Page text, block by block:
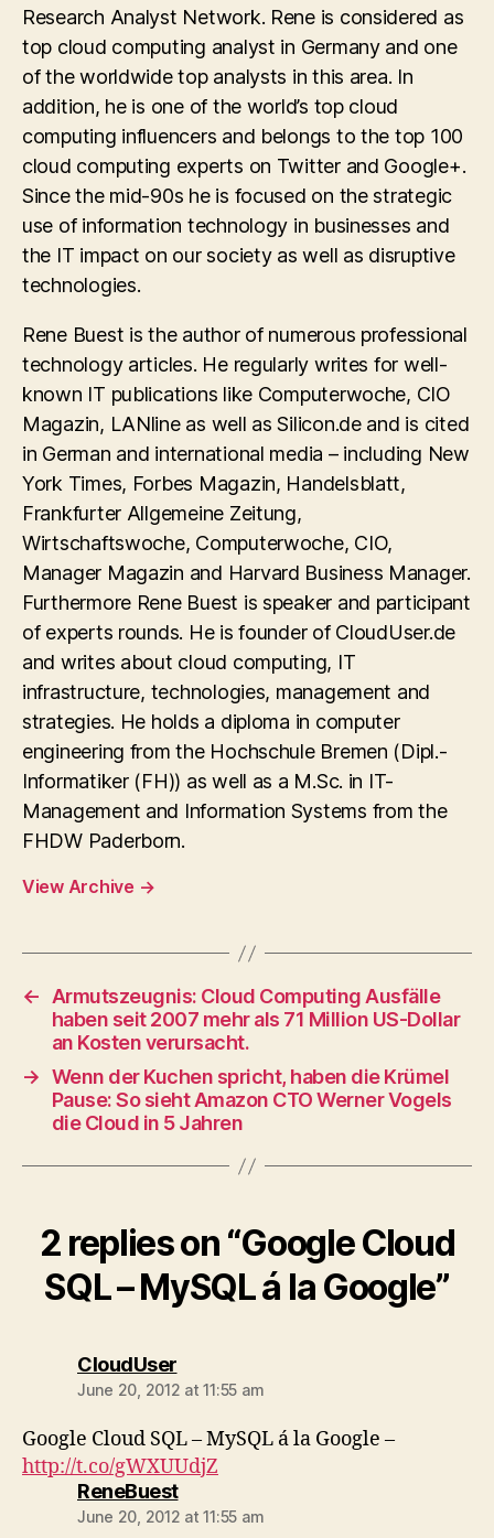
Research Analyst Network. Rene is considered as
top cloud computing analyst in Germany and one
of the worldwide top analysts in this area. In
addition, he is one of the world’s top cloud
computing influencers and belongs to the top 100
cloud computing experts on Twitter and Google+.
Since the mid-90s he is focused on the strategic
use of information technology in businesses and
the IT impact on our society as well as disruptive
technologies.
Rene Buest is the author of numerous professional
technology articles. He regularly writes for well-
known IT publications like Computerwoche, CIO
Magazin, LANline as well as Silicon.de and is cited
in German and international media – including New
York Times, Forbes Magazin, Handelsblatt,
Frankfurter Allgemeine Zeitung,
Wirtschaftswoche, Computerwoche, CIO,
Manager Magazin and Harvard Business Manager.
Furthermore Rene Buest is speaker and participant
of experts rounds. He is founder of CloudUser.de
and writes about cloud computing, IT
infrastructure, technologies, management and
strategies. He holds a diploma in computer
engineering from the Hochschule Bremen (Dipl.-
Informatiker (FH)) as well as a M.Sc. in IT-
Management and Information Systems from the
FHDW Paderborn.
View Archive →
←
Armutszeugnis: Cloud Computing Ausfälle
haben seit 2007 mehr als 71 Million US-Dollar
an Kosten verursacht.
→ Wenn der Kuchen spricht, haben die Krümel
Pause: So sieht Amazon CTO Werner Vogels
die Cloud in 5 Jahren
2 replies on “Google Cloud
SQL – MySQL á la Google”
CloudUsersays:
June 20, 2012 at 11:55 am
Google Cloud SQL – MySQL á la Google –
http://t.co/gWXUUdjZ
ReneBuestsays:
June 20, 2012 at 11:55 am